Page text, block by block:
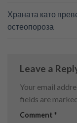
Храната като
остеопороза
Leave a
Your email
fields are
Comment *